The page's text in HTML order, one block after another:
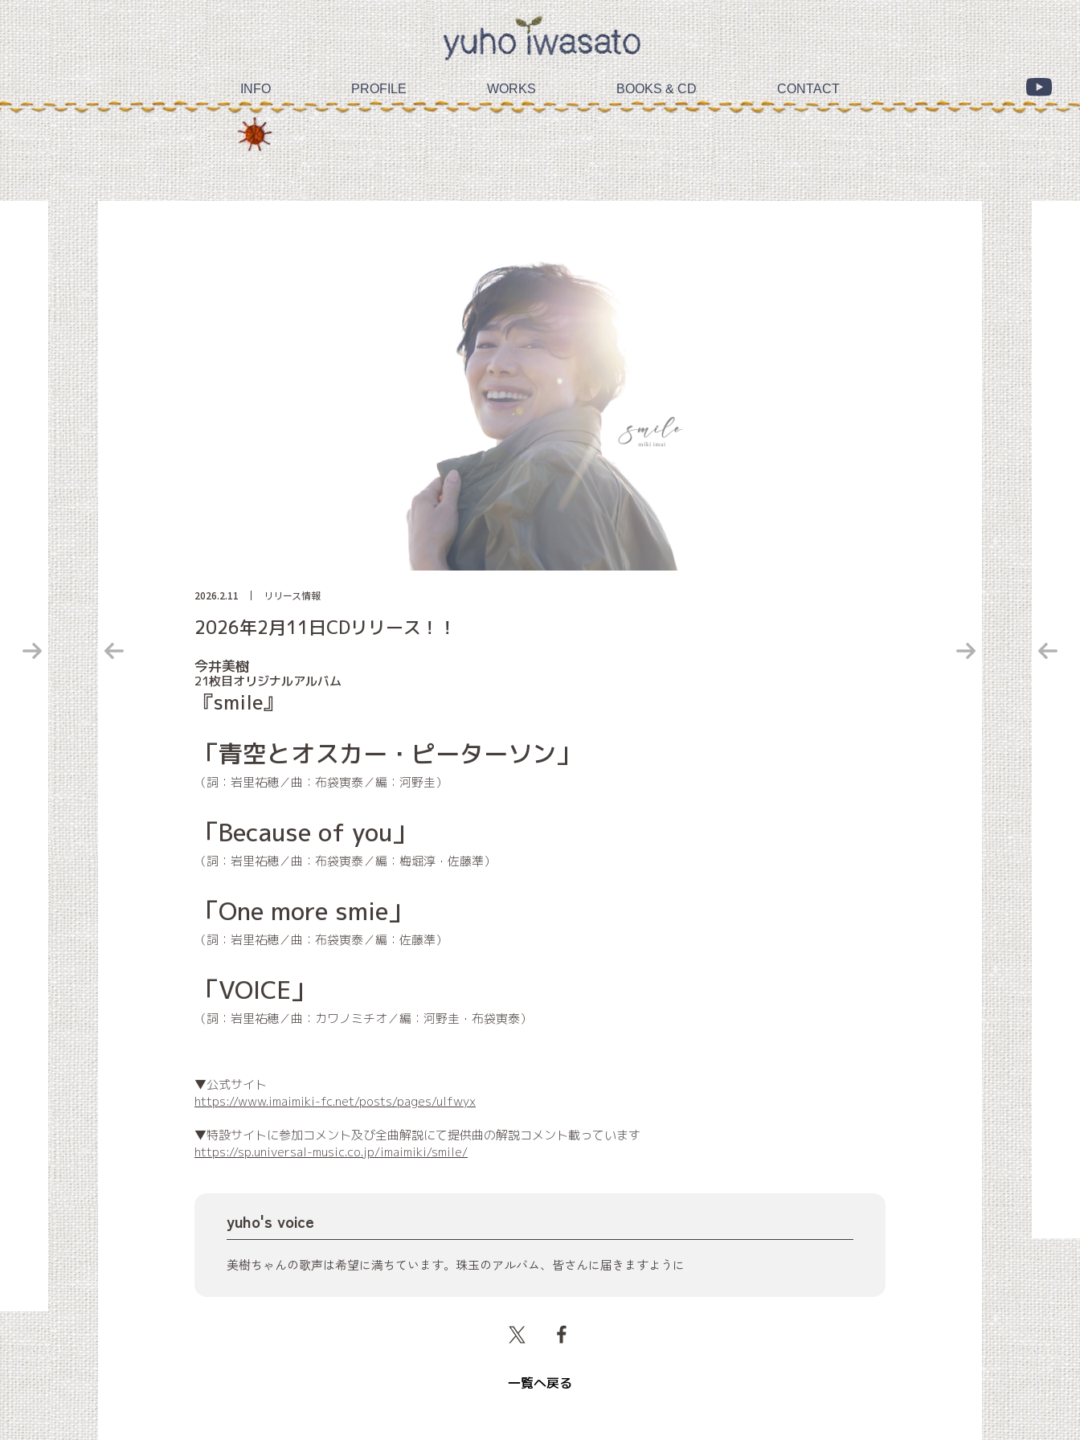
INFO PROFILE WORKS BOOKS & CD CONTACT
2026.2.11 リリース情報
2026年2月11日CDリリース！！
今井美樹
21枚目オリジナルアルバム
『smile』
「青空とオスカー・ピーターソン」
（詞：岩里祐穂／曲：布袋寅泰／編：河野圭）
「Because of you」
（詞：岩里祐穂／曲：布袋寅泰／編：梅堀淳・佐藤準）
「One more smie」
（詞：岩里祐穂／曲：布袋寅泰／編：佐藤準）
「VOICE」
（詞：岩里祐穂／曲：カワノミチオ／編：河野圭・布袋寅泰）
▼公式サイト
https://www.imaimiki-fc.net/posts/pages/ulfwyx
▼特設サイトに参加コメント及び全曲解説にて提供曲の解説コメント載っています
https://sp.universal-music.co.jp/imaimiki/smile/
yuho's voice
美樹ちゃんの歌声は希望に満ちています。珠玉のアルバム、皆さんに届きますように
一覧へ戻る